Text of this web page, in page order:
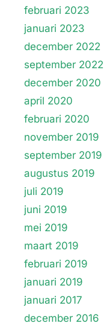
februari 2023
januari 2023
december 2022
september 2022
december 2020
april 2020
februari 2020
november 2019
september 2019
augustus 2019
juli 2019
juni 2019
mei 2019
maart 2019
februari 2019
januari 2019
januari 2017
december 2016